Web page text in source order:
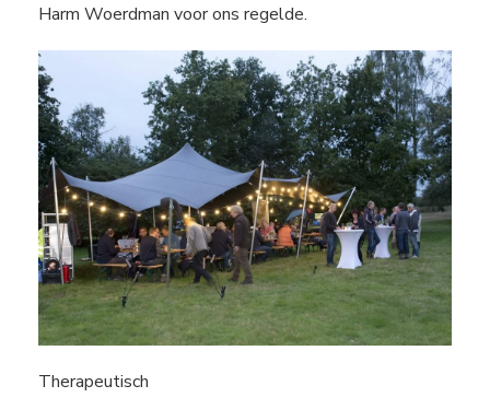
Harm Woerdman voor ons regelde.
Therapeutisch